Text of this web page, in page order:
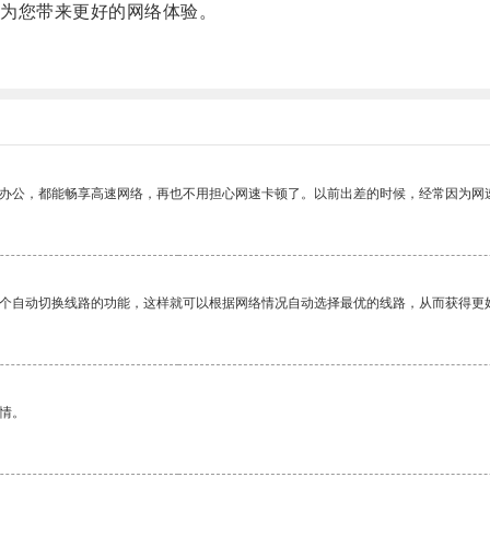
带来更好的网络体验。
，都能畅享高速网络，再也不用担心网速卡顿了。以前出差的时候，经常因为
动切换线路的功能，这样就可以根据网络情况自动选择最优的线路，从而获得更
。